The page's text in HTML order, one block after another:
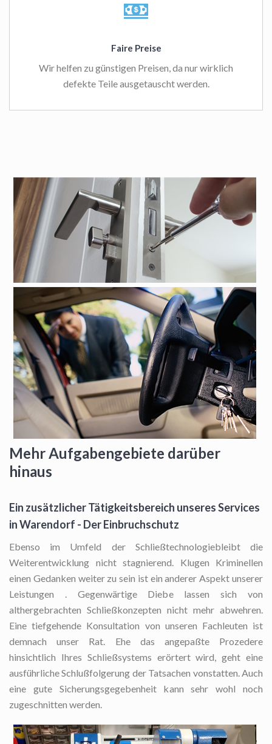
Faire Preise
Wir helfen zu günstigen Preisen, da nur wirklich
defekte Teile ausgetauscht werden.
Mehr Aufgabengebiete darüber
hinaus
Ein zusätzlicher Tätigkeitsbereich unseres Services
in Warendorf - Der Einbruchschutz
Ebenso im Umfeld der Schließtechnologiebleibt die
Weiterentwicklung nicht stagnierend. Klugen Kriminellen
einen Gedanken weiter zu sein ist ein anderer Aspekt unserer
Leistungen . Gegenwärtige Diebe lassen sich von
althergebrachten Schließkonzepten nicht mehr abwehren.
Eine tiefgehende Konsultation von unseren Fachleuten ist
demnach unser Rat. Ehe das angepaßte Prozedere
hinsichtlich Ihres Schließsystems erörtert wird, geht eine
ausführliche Schlußfolgerung der Tatsachen vonstatten. Auch
eine gute Sicherungsgegebenheit kann sehr wohl noch
zugeschnitten werden.